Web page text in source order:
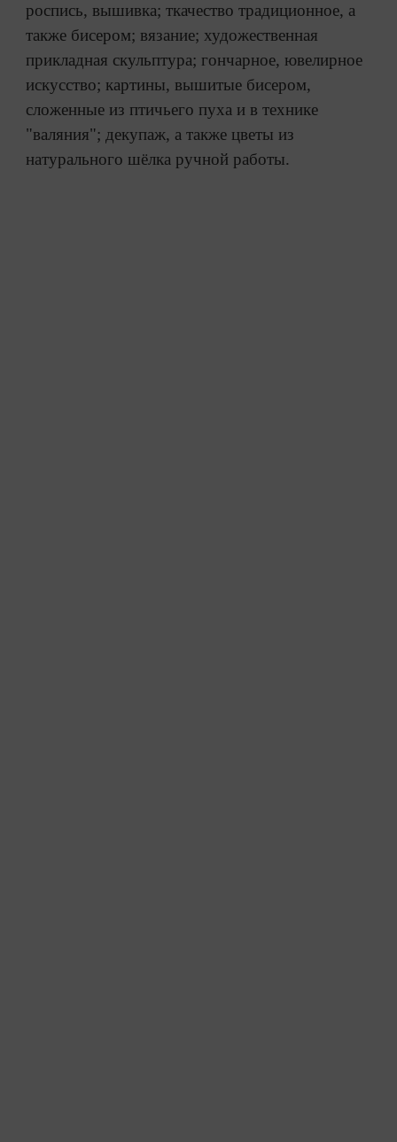
роспись, вышивка; ткачество традиционное, а
также бисером; вязание; художественная
прикладная скульптура; гончарное, ювелирное
искусство; картины, вышитые бисером,
сложенные из птичьего пуха и в технике
"валяния"; декупаж, а также цветы из
натурального шёлка ручной работы.